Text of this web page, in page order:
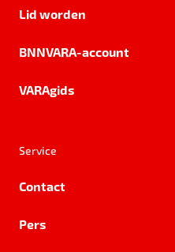
Lid worden
BNNVARA-account
VARAgids
Service
Contact
Pers